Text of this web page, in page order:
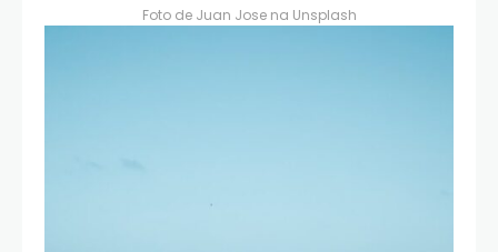
Foto de Juan Josena Unsplash